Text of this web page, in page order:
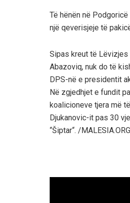
Të hënën në
një qeverisjeje të
Sipas kreut të
Abazoviq, nuk do të
DPS-në e presidentit
Në zgjedhjet e fundit
koalicioneve tjera më
Djukanovic-it pas 30
“Šiptar“. /